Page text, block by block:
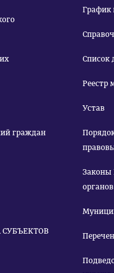
граждан
График
Список
Реестр
Устав
Законы